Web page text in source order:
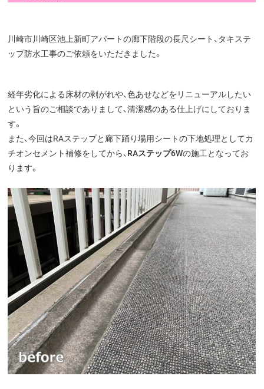
川崎市川崎区池上新町アパートの廊下階段の長尺シート、タキステ
ップ防水工事のご依頼をいただきました。
経年劣化による床材の剥がれや、色あせなどをリニューアルしたい
という旨のご相談でありまして、清潔感のある仕上げにしておりま
す。
また、今回はRAステップと廊下踊り場用シートの下地処理としてカ
チオンセメント補修をしてから、 RAステップ6Wの施工となってお
ります。